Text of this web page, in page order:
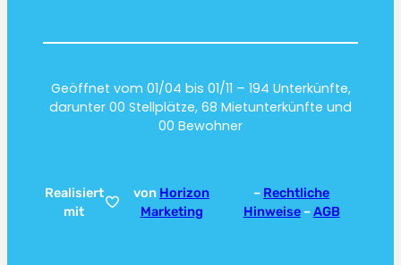
Geöffnet vom 01/04 bis 01/11 – 194 Unterkünfte,
darunter 00 Stellplätze, 68 Mietunterkünfte und
00 Bewohner
Realisiert
mit
von Horizon
Marketing
– Rechtliche
Hinweise–AGB